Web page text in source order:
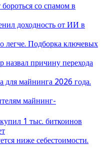
со спамом в
доходность от ИИ в
легче. Подборка ключевых
причину перехода
для майнинга 2026 года.
майнинг-
1 тыс. биткоинов
ниже себестоимости.